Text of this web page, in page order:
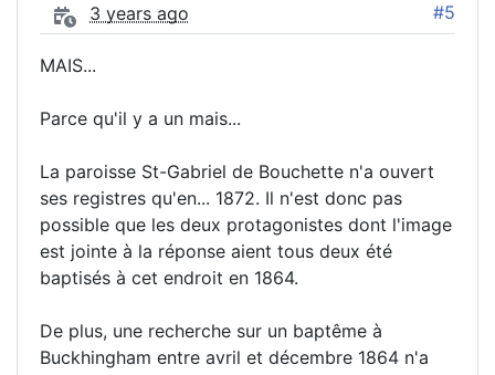
3 years ago #5
MAIS...
Parce qu'il y a un mais...
La paroisse St-Gabriel de Bouchette n'a ouvert
ses registres qu'en... 1872. Il n'est donc pas
possible que les deux protagonistes dont l'image
est jointe à la réponse aient tous deux été
baptisés à cet endroit en 1864.
De plus, une recherche sur un baptême à
Buckhingham entre avril et décembre 1864 n'a